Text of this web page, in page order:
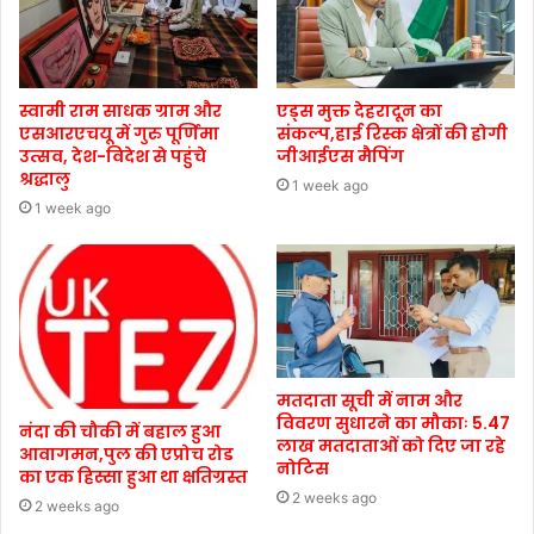
स्वामी राम साधक ग्राम और
एसआरएचयू में गुरु पूर्णिमा
उत्सव, देश-विदेश से पहुंचे
श्रद्धालु
1 week ago
एड्स मुक्त देहरादून का
संकल्प,हाई रिस्क क्षेत्रों की होगी
जीआईएस मैपिंग
1 week ago
नंदा की चौकी में बहाल हुआ
आवागमन,पुल की एप्रोच रोड
का एक हिस्सा हुआ था क्षतिग्रस्त
2 weeks ago
मतदाता सूची में नाम और
विवरण सुधारने का मौकाः 5.47
लाख मतदाताओं को दिए जा रहे
नोटिस
2 weeks ago